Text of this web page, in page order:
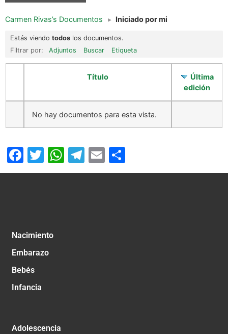
Carmen Rivas’s Documentos ▸ Iniciado por mi
Estás viendo todos los documentos.
Filtrar por:
Adjuntos Buscar Etiqueta
Título
Última
edición
No hay documentos para esta vista.
Facebook
Twitter
WhatsApp
Telegram
Email
Nacimiento
Embarazo
Bebés
Infancia
Adolescencia